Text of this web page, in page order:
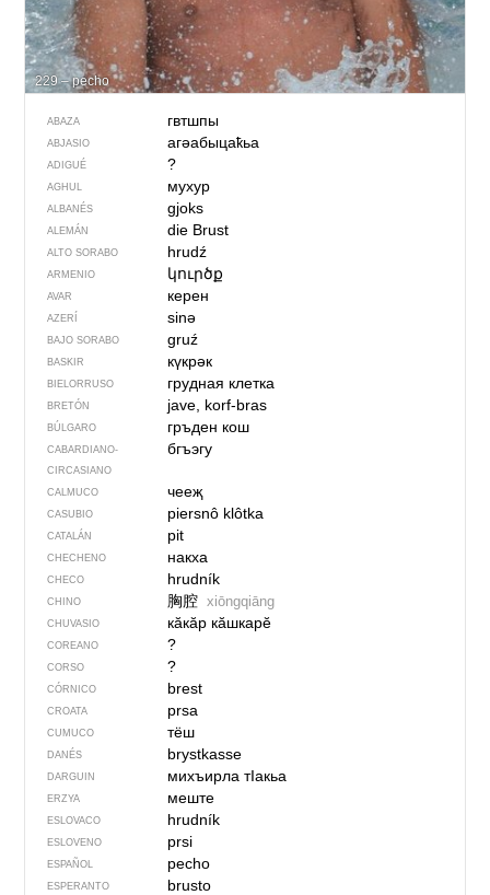
229 – pecho
ABAZA гвтшпы
ABJASIO агәабыцаҟьа
ADIGUÉ ?
AGHUL мухур
ALBANÉS gjoks
ALEMÁN die Brust
ALTO SORABO hrudź
ARMENIO կուրծք
AVAR керен
AZERÍ sinə
BAJO SORABO gruź
BASKIR күкрәк
BIELORRUSO грудная клетка
BRETÓN jave, korf-bras
BÚLGARO гръден кош
CABARDIANO-
CIRCASIANO
бгъэгу
CALMUCO чееҗ
CASUBIO piersnô klôtka
CATALÁN pit
CHECHENO накха
CHECO hrudník
CHINO 胸腔 xiōngqiāng
CHUVASIO кӑкӑр кӑшкарӗ
COREANO ?
CORSO ?
CÓRNICO brest
CROATA prsa
CUMUCO тёш
DANÉS brystkasse
DARGUIN михъирла тIакьа
ERZYA меште
ESLOVACO hrudník
ESLOVENO prsi
ESPAÑOL pecho
ESPERANTO brusto